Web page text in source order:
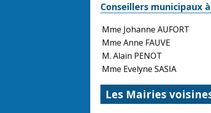
Conseillers municipaux
Mme Johanne AUFORT
Mme Anne FAUVE
M. Alain PENOT
Mme Evelyne SASIA
Les Mairies